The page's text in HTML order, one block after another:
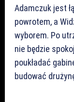
Adamczuk jest
powrotem, a
wyborem. Po
nie będzie
poukładać
budować